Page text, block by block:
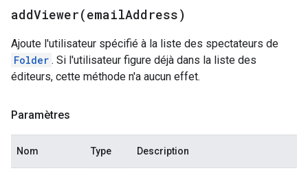
addViewer(emailAddress)
Ajoute l'utilisateur spécifié à la liste des spectateurs de
Folder . Si l'utilisateur figure déjà dans la liste des
éditeurs, cette méthode n'a aucun effet.
Paramètres
Nom Type Description